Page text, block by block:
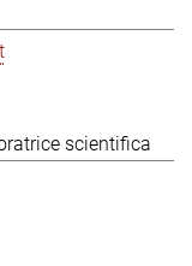
scientifica